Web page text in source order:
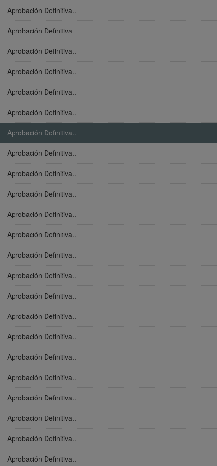
Aprobación Definitiva...
Aprobación Definitiva...
Aprobación Definitiva...
Aprobación Definitiva...
Aprobación Definitiva...
Aprobación Definitiva...
Aprobación Definitiva...
Aprobación Definitiva...
Aprobación Definitiva...
Aprobación Definitiva...
Aprobación Definitiva...
Aprobación Definitiva...
Aprobación Definitiva...
Aprobación Definitiva...
Aprobación Definitiva...
Aprobación Definitiva...
Aprobación Definitiva...
Aprobación Definitiva...
Aprobación Definitiva...
Aprobación Definitiva...
Aprobación Definitiva...
Aprobación Definitiva...
Aprobación Definitiva...